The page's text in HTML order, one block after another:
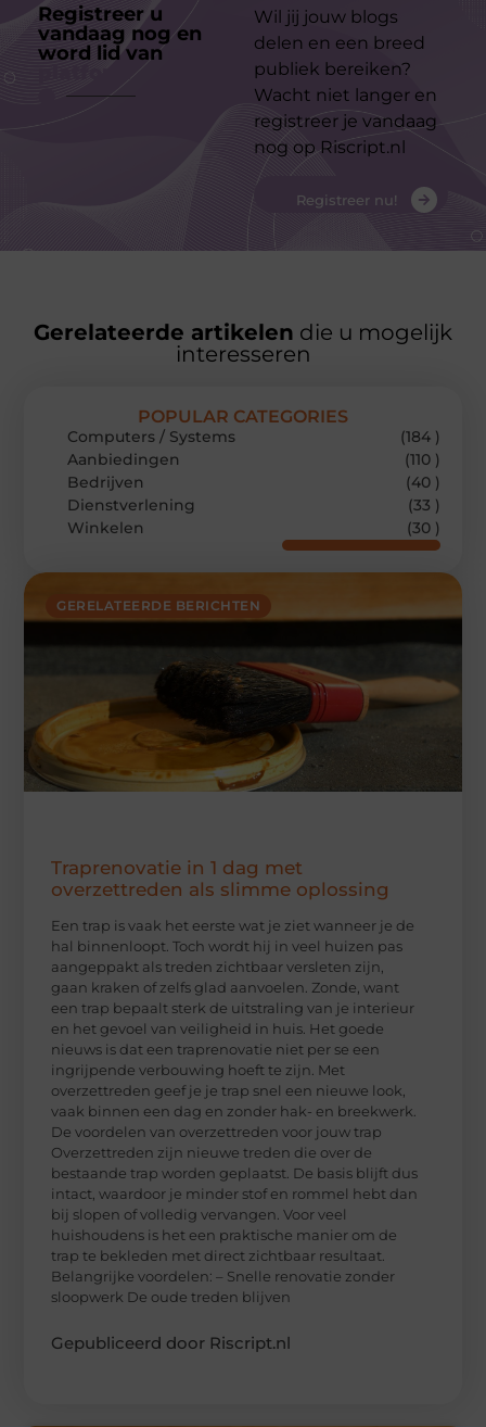
Registreer u
vandaag nog en
word lid van
Wil jij jouw blogs
delen en een breed
publiek bereiken?
Wacht niet langer en
registreer je vandaag
nog op Riscript.nl
Registreer nu!
Gerelateerde artikelen die u mogelijk
interesseren
GERELATEERDE BERICHTEN
Traprenovatie in 1 dag met
overzettreden als slimme oplossing
Een trap is vaak het eerste wat je ziet wanneer je de
hal binnenloopt. Toch wordt hij in veel huizen pas
aangeppakt als treden zichtbaar versleten zijn,
gaan kraken of zelfs glad aanvoelen. Zonde, want
een trap bepaalt sterk de uitstraling van je interieur
en het gevoel van veiligheid in huis. Het goede
nieuws is dat een traprenovatie niet per se een
ingrijpende verbouwing hoeft te zijn. Met
overzettreden geef je je trap snel een nieuwe look,
vaak binnen een dag en zonder hak- en breekwerk.
De voordelen van overzettreden voor jouw trap
Overzettreden zijn nieuwe treden die over de
bestaande trap worden geplaatst. De basis blijft dus
intact, waardoor je minder stof en rommel hebt dan
bij slopen of volledig vervangen. Voor veel
huishoudens is het een praktische manier om de
trap te bekleden met direct zichtbaar resultaat.
Belangrijke voordelen: – Snelle renovatie zonder
sloopwerk De oude treden blijven
Gepubliceerd door Riscript.nl
POPULAR CATEGORIES
Computers / Systems
(184 )
Aanbiedingen
(110 )
Bedrijven
(40 )
Dienstverlening
(33 )
Winkelen
(30 )